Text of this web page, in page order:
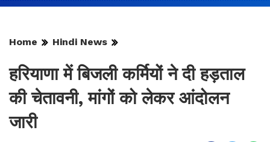
Home Hindi News
हरियाणा में बिजली कर्मियों ने दी हड़ताल
की चेतावनी, मांगों को लेकर आंदोलन
जारी